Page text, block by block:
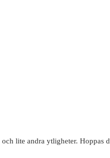
lite andra ytligheter. Hoppas